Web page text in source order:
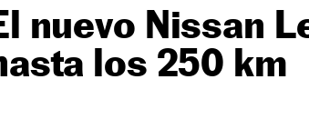
nuevo Nissan
los 250 km